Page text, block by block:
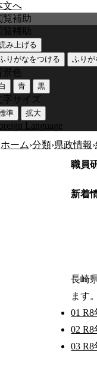
文へ
覧補助
覧補助
み上げる
りがなをつける
ふりが
景色
青 黒
字サイズ
準 拡大
Language
ホーム›分類›県政情報›
職員
新着
長崎
ます。
01
02
03